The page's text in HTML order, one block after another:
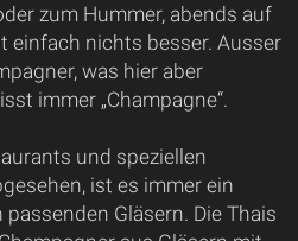
zum Hummer, abends auf
einfach nichts besser. Ausser
was hier aber
immer „Champagne“.
und speziellen
ist es immer ein
Gläsern. Die Thais